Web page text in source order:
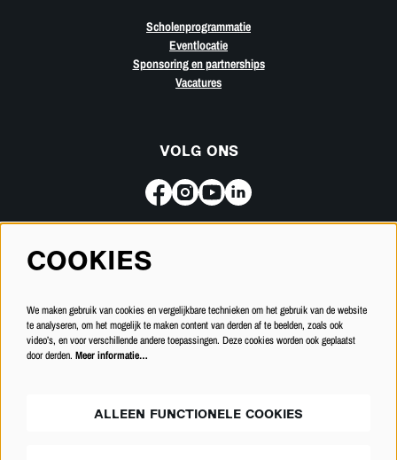
Scholenprogrammatie
Eventlocatie
Sponsoring en partnerships
Vacatures
VOLG ONS
Meld je aan voor de nieuwsbrief
INSCHRIJVEN
COOKIES
We maken gebruik van cookies en vergelijkbare technieken om het gebruik van de website
te analyseren, om het mogelijk te maken content van derden af te beelden, zoals ook
video’s, en voor verschillende andere toepassingen. Deze cookies worden ook geplaatst
door derden. Meer informatie…
ALLEEN FUNCTIONELE COOKIES